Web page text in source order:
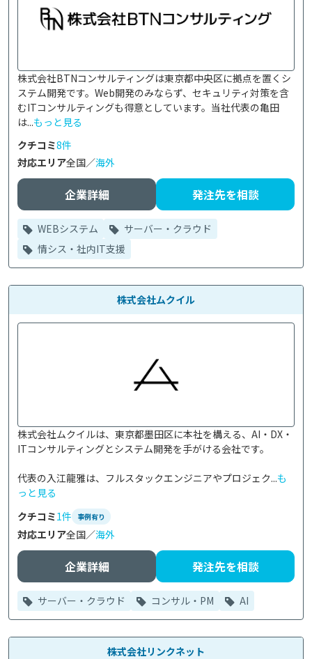
株式会社BTNコンサルティングは東京都中央区に拠点を置くシ
ステム開発です。Web開発のみならず、セキュリティ対策を含
むITコンサルティングも得意としています。当社代表の亀田
は...もっと見る
クチコミ8件
対応エリア全国／海外
企業詳細 発注先を相談
WEBシステム
サーバー・クラウド
情シス・社内IT支援
株式会社ムクイル
株式会社ムクイルは、東京都墨田区に本社を構える、AI・DX・
ITコンサルティングとシステム開発を手がける会社です。
代表の入江龍雅は、フルスタックエンジニアやプロジェク...も
っと見る
クチコミ1件 事例有り
対応エリア全国／海外
企業詳細 発注先を相談
サーバー・クラウド コンサル・PM AI
株式会社リンクネット